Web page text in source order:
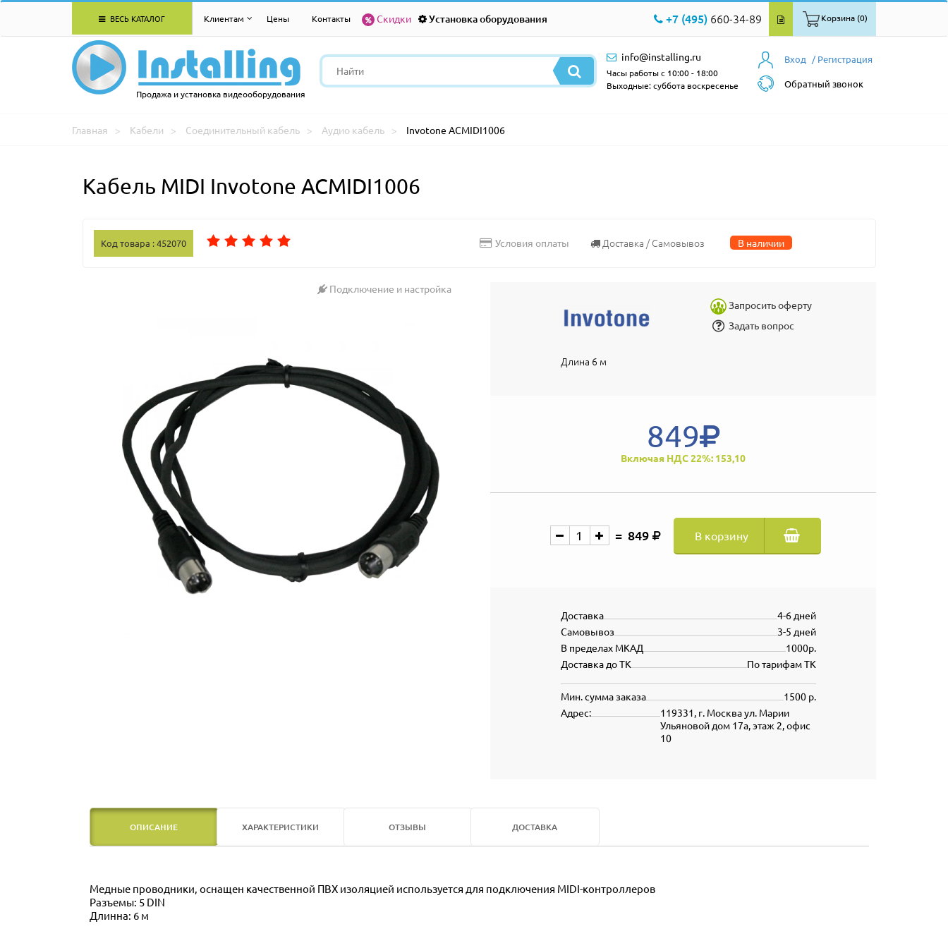
ВЕСЬ КАТАЛОГ Клиентам Цены Контакты Скидки Установка оборудования +7 (495) 660-34-89 Корзина (0)
Продажа и установка видеооборудования
Вход / Регистрация
Обратный звонок
info@installing.ru
Часы работы с 10:00 - 18:00
Выходные: суббота воскресенье
Главная Кабели Соединительный кабель Аудио кабель Invotone ACMIDI1006
Кабель MIDI Invotone ACMIDI1006
Код товара : 452070 Условия оплаты Доставка / Самовывоз В наличии
Подключение и настройка
Запросить оферту
Задать вопрос
Длина 6 м
849
Включая НДС 22%: 153,10
849 В корзину
4-6 дней
Доставка
3-5 дней
Самовывоз
1000р.
В пределах МКАД
По тарифам ТК
Доставка до ТК
1500 р.
Мин. сумма заказа
119331, г. Москва ул. Марии
Ульяновой дом 17а, этаж 2, офис
10
Адрес:
ОПИСАНИЕ ХАРАКТЕРИСТИКИ ОТЗЫВЫ ДОСТАВКА
Медные проводники, оснащен качественной ПВХ изоляцией используется для подключения MIDI-контроллеров
Разъемы: 5 DIN
Длинна: 6 м